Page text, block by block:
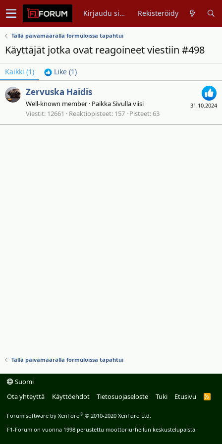
Kirjaudu sisään Rekisteröidy
Tällä päivämäärällä formuloissa tapahtui
Käyttäjät jotka ovat reagoineet viestiin #498
Kaikki (1) Like (1)
31.10.2024
Zervuska Haidis
Well-known member · PaikkaSivulla viisi
Viestit 12661 Reaktiopisteet 157 Pisteet 63
Tällä päivämäärällä formuloissa tapahtui
Suomi
Ota yhteyttä
Käyttöehdot Tietosuojaseloste Tuki Etusivu
R
Forum software by XenForo® © 2010-2020 XenForo Ltd.
F1-Forum on vuonna 1998 perustettu moottoriurheilun keskustelupalsta.